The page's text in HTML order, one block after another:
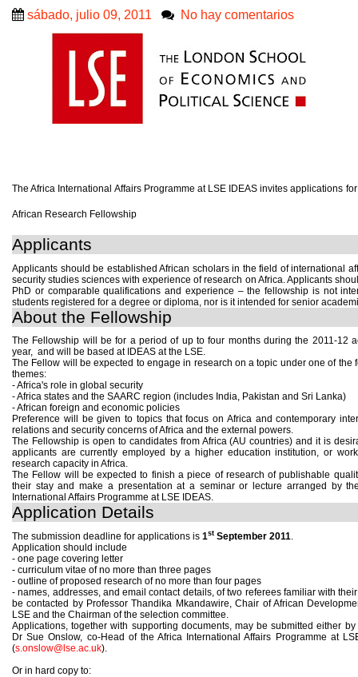
sábado, julio 09, 2011 No hay comentarios
The Africa International Affairs Programme at LSE IDEAS invites applications
African Research Fellowship
Applicants
Applicants should be established African scholars in the field of international
security studies sciences with experience of research on Africa. Applicants
PhD or comparable qualifications and experience – the fellowship is not
students registered for a degree or diploma, nor is it intended for senior
About the Fellowship
The Fellowship will be for a period of up to four months during the 2011-12
year, and will be based at IDEAS at the LSE.
The Fellow will be expected to engage in research on a topic under one of the
themes:
- Africa's role in global security
- Africa states and the SAARC region (includes India, Pakistan and Sri Lanka)
- African foreign and economic policies
Preference will be given to topics that focus on Africa and contemporary
relations and security concerns of Africa and the external powers.
The Fellowship is open to candidates from Africa (AU countries) and it is
applicants are currently employed by a higher education institution, or
research capacity in Africa.
The Fellow will be expected to finish a piece of research of publishable
their stay and make a presentation at a seminar or lecture arranged by
International Affairs Programme at LSE IDEAS.
Application Details
The submission deadline for applications is 1st September 2011
Application should include
- one page covering letter
- curriculum vitae of no more than three pages
- outline of proposed research of no more than four pages
- names, addresses, and email contact details, of two referees familiar with
be contacted by Professor Thandika Mkandawire, Chair of African
LSE and the Chairman of the selection committee.
Applications, together with supporting documents, may be submitted either
Dr Sue Onslow, co-Head of the Africa International Affairs Programme at
(s.onslow@lse.ac.uk).
Or in hard copy to: